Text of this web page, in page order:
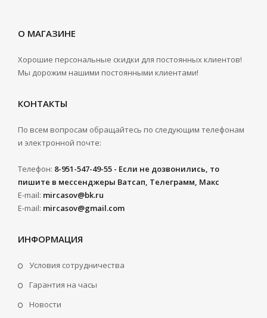
О МАГАЗИНЕ
Хорошие персональные скидки для постоянных клиентов!
Мы дорожим нашими постоянными клиентами!
КОНТАКТЫ
По всем вопросам обращайтесь по следующим телефонам
и электронной почте:
Телефон: 8-951-547-49-55 - Если не дозвонились, то
пишите в мессенджеры Ватсап, Телеграмм, Макс
E-mail: mircasov@bk.ru
E-mail: mircasov@gmail.com
ИНФОРМАЦИЯ
Условия сотрудничества
Гарантия на часы
Новости